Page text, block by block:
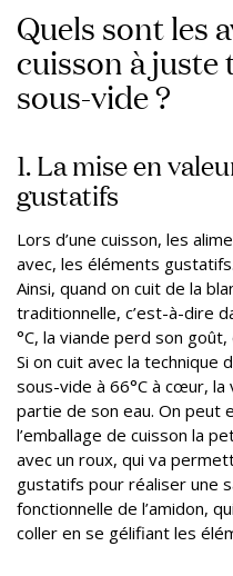
Quels sont les
cuisson à
sous-vide ?
1. La mise en
gustatifs
Lors d’une cuisson, les
avec, les éléments gustatifs.
Ainsi, quand on cuit de la
traditionnelle, c’est-à-dire
°C, la viande perd son goût,
Si on cuit avec la
sous-vide à 66°C à cœur,
partie de son eau. On peut
l’emballage de cuisson la
avec un roux, qui va
gustatifs pour réaliser une
fonctionnelle de l’amidon,
coller en se gélifiant les